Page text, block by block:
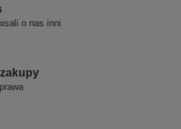
o nas inni